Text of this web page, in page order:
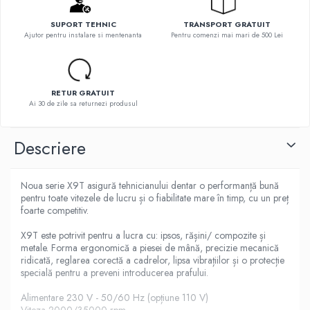
SUPORT TEHNIC
Ajutor pentru instalare si mentenanta
TRANSPORT GRATUIT
Pentru comenzi mai mari de 500 Lei
RETUR GRATUIT
Ai 30 de zile sa returnezi produsul
Descriere
Noua serie X9T asigură tehnicianului dentar o performanță bună
pentru toate vitezele de lucru și o fiabilitate mare în timp, cu un preț
foarte competitiv.
X9T este potrivit pentru a lucra cu: ipsos, rășini/ compozite și
metale. Forma ergonomică a piesei de mână, precizie mecanică
ridicată, reglarea corectă a cadrelor, lipsa vibrațiilor și o protecție
specială pentru a preveni introducerea prafului.
Alimentare 230 V - 50/60 Hz (opțiune 110 V)